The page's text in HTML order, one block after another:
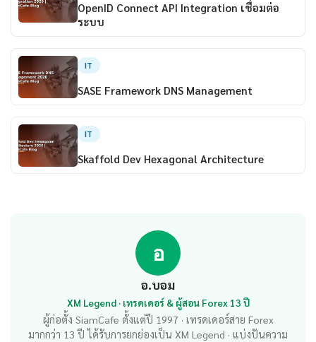
OpenID Connect API Integration เชื่อมต่อ
ระบบ
IT
SASE Framework DNS Management
IT
Skaffold Dev Hexagonal Architecture
อ
อ.บอม
XM Legend · เทรดเดอร์ & ผู้สอน Forex 13 ปี
ผู้ก่อตั้ง SiamCafe ตั้งแต่ปี 1997 · เทรดเดอร์สาย Forex
มากกว่า 13 ปี ได้รับการยกย่องเป็น XM Legend · แบ่งปันความ